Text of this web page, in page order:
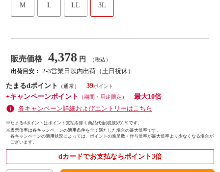
M L LL 3L
販売価格 4,378 円 （税込）
出荷目安： 2-3営業日以内出荷（土日祝休）
たまるdポイント
（通常）
39
+キャンペーンポイント
（期間・用途限定）
最大10倍
各キャンペーン詳細およびエントリーはこちら
※たまるdポイントはポイント支払を除く商品代金(税抜)の1％です。
※表示倍率は各キャンペーンの適用条件を全て満たした場合の最大倍率です。
各キャンペーンの適用状況によっては、ポイントの進呈数・付与倍率が最大倍率より少なくなる場合が
ございます。
dカードでお支払ならポイント3倍